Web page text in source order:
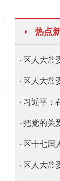
热点
区人大常
区人大常
习近平：
把党的关
区十七届
区人大常